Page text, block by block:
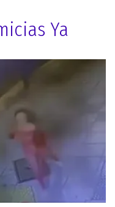
Ya